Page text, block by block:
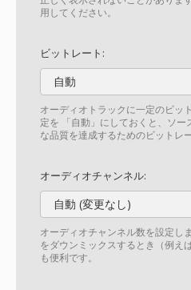
用してください。
ビットレート:
自動
オーディオトラックに一定のビッ
定を 「自動」にしておくと、ソ
な品質を達成するためのビットレ
オーディオチャンネル:
自動 (変更なし)
オーディオチャンネル数を設定し
をダウンミックスするとき（例え
も便利です。